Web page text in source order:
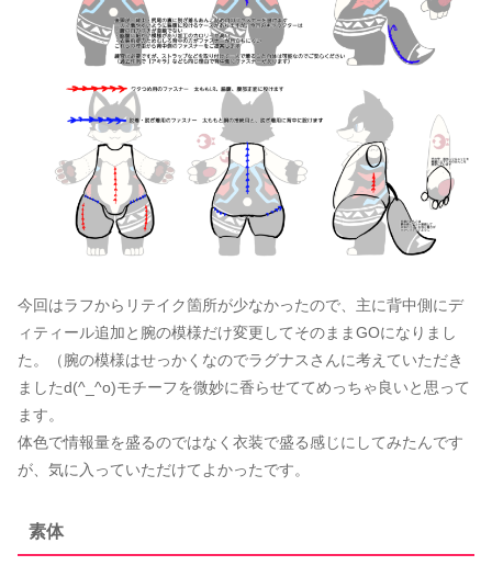
今回はラフからリテイク箇所が少なかったので、主に背中側にデ
ィティール追加と腕の模様だけ変更してそのままGOになりまし
た。（腕の模様はせっかくなのでラグナスさんに考えていただき
ましたd(^_^o)モチーフを微妙に香らせててめっちゃ良いと思って
ます。
体色で情報量を盛るのではなく衣装で盛る感じにしてみたんです
が、気に入っていただけてよかったです。
素体